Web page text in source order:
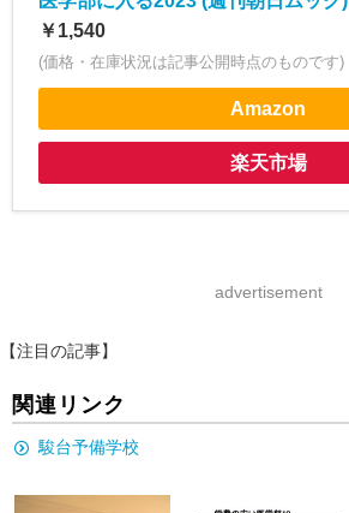
￥1,540
(価格・在庫状況は記事公開時点のものです)
Amazon
楽天市場
advertisement
【注目の記事】
関連リンク
駿台予備学校